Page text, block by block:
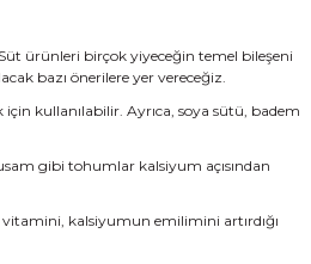
ürünleri birçok yiyeceğin temel bileşeni
bazı önerilere yer vereceğiz.
kullanılabilir. Ayrıca, soya sütü, badem
gibi tohumlar kalsiyum açısından
kalsiyumun emilimini artırdığı